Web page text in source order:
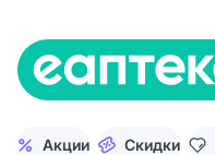
Акции Скидки